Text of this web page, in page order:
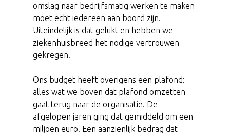
omslag naar bedrijfsmatig werken te maken
moet echt iedereen aan boord zijn.
Uiteindelijk is dat gelukt en hebben we
ziekenhuisbreed het nodige vertrouwen
gekregen.
Ons budget heeft overigens een plafond:
alles wat we boven dat plafond omzetten
gaat terug naar de organisatie. De
afgelopen jaren ging dat gemiddeld om een
miljoen euro. Een aanzienlijk bedrag dat